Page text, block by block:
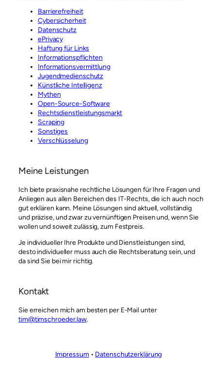
Barrierefreiheit
Cybersicherheit
Datenschutz
ePrivacy
Haftung für Links
Informationspflichten
Informationsvermittlung
Jugendmedienschutz
Künstliche Intelligenz
Mythen
Open-Source-Software
Rechtsdienstleistungsmarkt
Scraping
Sonstiges
Verschlüsselung
Meine Leistungen
Ich biete praxisnahe rechtliche Lösungen für Ihre Fragen und
Anliegen aus allen Bereichen des IT-Rechts, die ich auch noch
gut erklären kann. Meine Lösungen sind aktuell, vollständig
und präzise, und zwar zu vernünftigen Preisen und, wenn Sie
wollen und soweit zulässig, zum Festpreis.
Je individueller Ihre Produkte und Dienstleistungen sind,
desto individueller muss auch die Rechtsberatung sein, und
da sind Sie bei mir richtig.
Kontakt
Sie erreichen mich am besten per E-Mail unter
tim@timschroeder.law.
Impressum• Datenschutzerklärung